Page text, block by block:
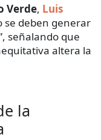
Verde, Luis
se deben generar
señalando que
altera la
la